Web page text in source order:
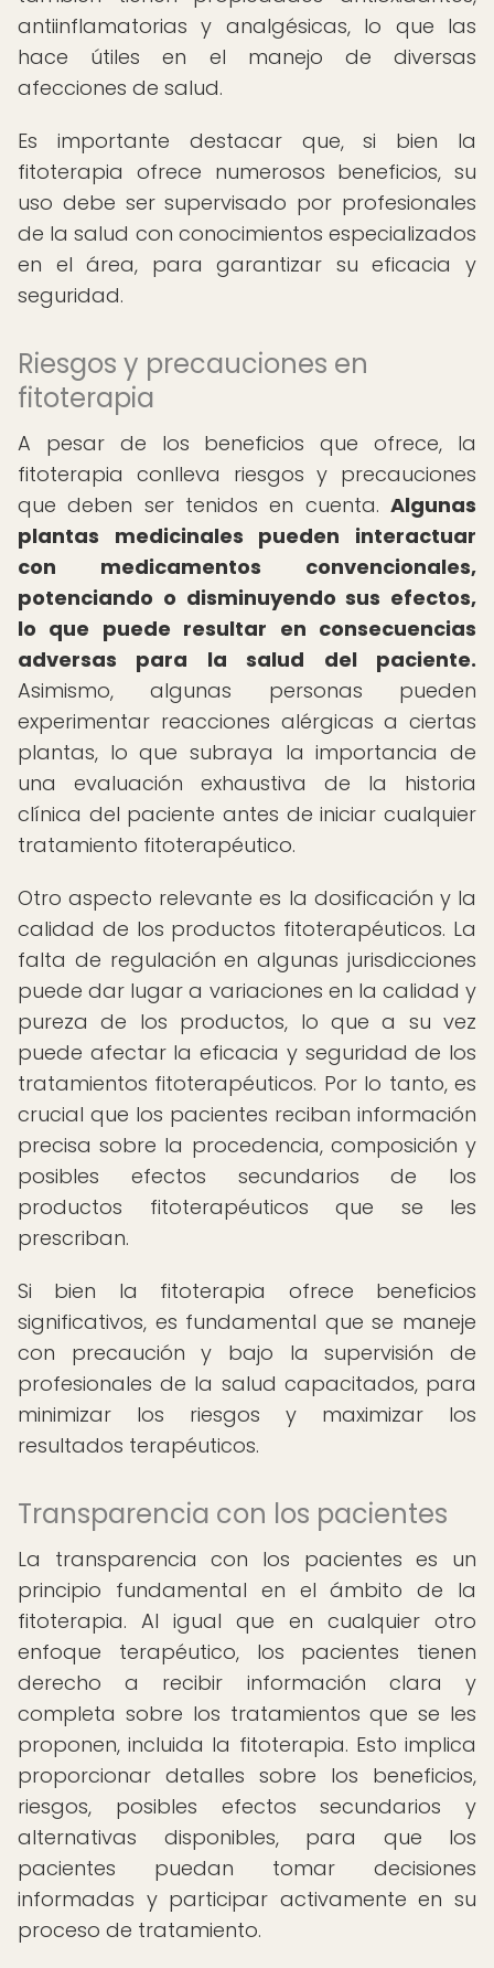
antiinflamatorias y analgésicas, lo que las
hace útiles en el manejo de diversas
afecciones de salud.
Es importante destacar que, si bien la
fitoterapia ofrece numerosos beneficios, su
uso debe ser supervisado por profesionales
de la salud con conocimientos especializados
en el área, para garantizar su eficacia y
seguridad.
Riesgos y precauciones en
fitoterapia
A pesar de los beneficios que ofrece, la
fitoterapia conlleva riesgos y precauciones
que deben ser tenidos en cuenta. Algunas
plantas medicinales pueden interactuar
con medicamentos convencionales,
potenciando o disminuyendo sus efectos,
lo que puede resultar en consecuencias
adversas para la salud del paciente.
Asimismo, algunas personas pueden
experimentar reacciones alérgicas a ciertas
plantas, lo que subraya la importancia de
una evaluación exhaustiva de la historia
clínica del paciente antes de iniciar cualquier
tratamiento fitoterapéutico.
Otro aspecto relevante es la dosificación y la
calidad de los productos fitoterapéuticos. La
falta de regulación en algunas jurisdicciones
puede dar lugar a variaciones en la calidad y
pureza de los productos, lo que a su vez
puede afectar la eficacia y seguridad de los
tratamientos fitoterapéuticos. Por lo tanto, es
crucial que los pacientes reciban información
precisa sobre la procedencia, composición y
posibles efectos secundarios de los
productos fitoterapéuticos que se les
prescriban.
Si bien la fitoterapia ofrece beneficios
significativos, es fundamental que se maneje
con precaución y bajo la supervisión de
profesionales de la salud capacitados, para
minimizar los riesgos y maximizar los
resultados terapéuticos.
Transparencia con los pacientes
La transparencia con los pacientes es un
principio fundamental en el ámbito de la
fitoterapia. Al igual que en cualquier otro
enfoque terapéutico, los pacientes tienen
derecho a recibir información clara y
completa sobre los tratamientos que se les
proponen, incluida la fitoterapia. Esto implica
proporcionar detalles sobre los beneficios,
riesgos, posibles efectos secundarios y
alternativas disponibles, para que los
pacientes puedan tomar decisiones
informadas y participar activamente en su
proceso de tratamiento.